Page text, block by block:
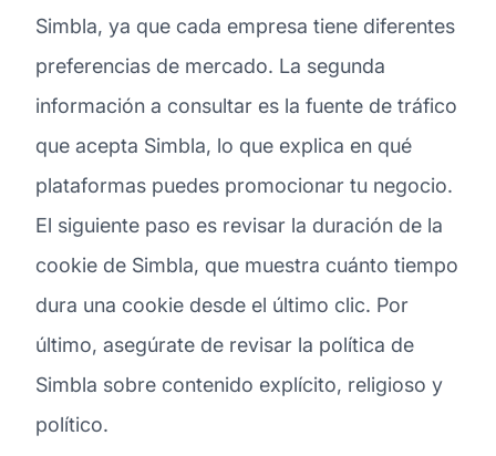
Simbla, ya que cada empresa tiene diferentes
preferencias de mercado. La segunda
información a consultar es la fuente de tráfico
que acepta Simbla, lo que explica en qué
plataformas puedes promocionar tu negocio.
El siguiente paso es revisar la duración de la
cookie de Simbla, que muestra cuánto tiempo
dura una cookie desde el último clic. Por
último, asegúrate de revisar la política de
Simbla sobre contenido explícito, religioso y
político.